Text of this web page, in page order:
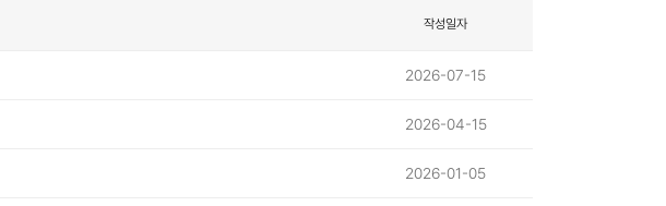
작성일자
2026-07-15
2026-04-15
2026-01-05